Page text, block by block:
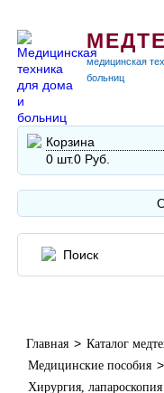
медицинская
больниц
Корзина
0 шт.0 Руб.
Главная > Каталог
Медицинские пособия >
Хирургия, лапароскопия